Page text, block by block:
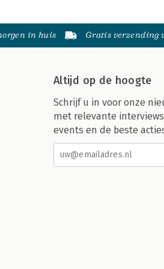
in huis Gratis verzending
Altijd op de hoogte
Schrijf u in voor onze
met relevante
events en de beste